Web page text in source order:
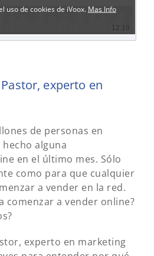
experto en
de personas en
hecho alguna
en el último mes. Sólo
como para que cualquier
a vender en la red.
comenzar a vender online?
experto en marketing